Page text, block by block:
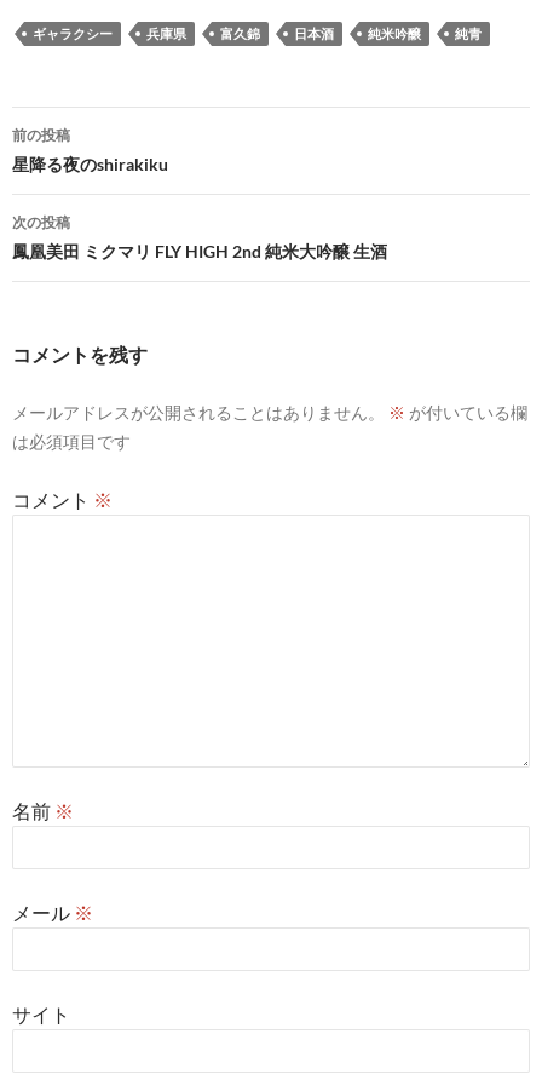
ギャラクシー 兵庫県 富久錦 日本酒 純米吟醸 純青
投
稿
ナ
ビ
ゲ
ョ
前の投稿
星降る夜のshirakiku
次の投稿
鳳凰美田 ミクマリ FLY HIGH 2nd 純米大吟醸 生酒
コメントを残す
メールアドレスが公開されることはありません。 ※ が付いている欄
は必須項目です
コメント ※
名前 ※
メール ※
サイト